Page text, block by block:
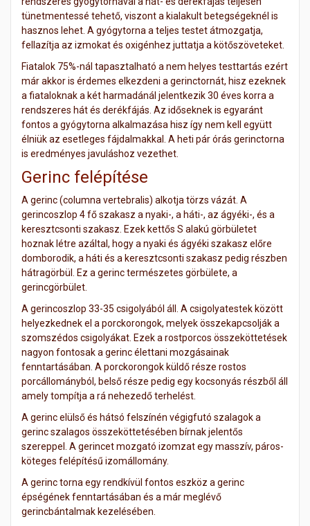
tünetmentessé tehető, viszont a kialakult betegségeknél is
hasznos lehet. A gyógytorna a teljes testet átmozgatja,
fellazítja az izmokat és oxigénhez juttatja a kötőszöveteket.
Fiatalok 75%-nál tapasztalható a nem helyes testtartás ezért
már akkor is érdemes elkezdeni a gerinctornát, hisz ezeknek
a fiataloknak a két harmadánál jelentkezik 30 éves korra a
rendszeres hát és derékfájás. Az időseknek is egyaránt
fontos a gyógytorna alkalmazása hisz így nem kell együtt
élniük az esetleges fájdalmakkal. A heti pár órás gerinctorna
is eredményes javuláshoz vezethet.
Gerinc felépítése
A gerinc (columna vertebralis) alkotja törzs vázát. A
gerincoszlop 4 fő szakasz a nyaki-, a háti-, az ágyéki-, és a
keresztcsonti szakasz. Ezek kettős S alakú görbületet
hoznak létre azáltal, hogy a nyaki és ágyéki szakasz előre
domborodik, a háti és a keresztcsonti szakasz pedig részben
hátragörbül. Ez a gerinc természetes görbülete, a
gerincgörbület.
A gerincoszlop 33-35 csigolyából áll. A csigolyatestek között
helyezkednek el a porckorongok, melyek összekapcsolják a
szomszédos csigolyákat. Ezek a rostporcos összeköttetések
nagyon fontosak a gerinc élettani mozgásainak
fenntartásában. A porckorongok küldő része rostos
porcállományból, belső része pedig egy kocsonyás részből áll
amely tompítja a rá nehezedő terhelést.
A gerinc elülső és hátsó felszínén végigfutó szalagok a
gerinc szalagos összeköttetésében bírnak jelentős
szereppel. A gerincet mozgató izomzat egy masszív, páros-
köteges felépítésű izomállomány.
A gerinc torna egy rendkívül fontos eszköz a gerinc
épségének fenntartásában és a már meglévő
gerincbántalmak kezelésében.